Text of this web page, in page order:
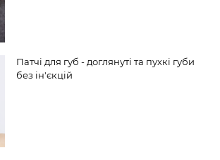
Патчі для губ - доглянуті та пухкі губи
без ін'єкцій